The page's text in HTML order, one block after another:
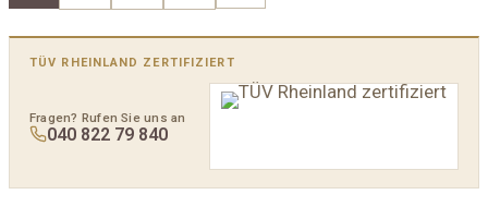
TÜV RHEINLAND ZERTIFIZIERT
Fragen? Rufen Sie uns an
040 822 79 840